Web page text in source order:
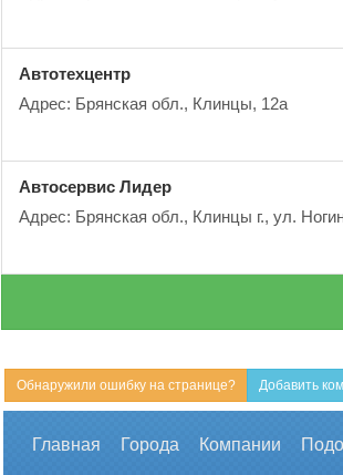
Автотехцентр
Адрес: Брянская обл., Клинцы, 12а
Автосервис Лидер
Адрес: Брянская обл., Клинцы г., ул.
Обнаружили ошибку на странице? Добавить
Главная Города Компании